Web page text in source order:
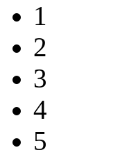
1
2
3
4
5